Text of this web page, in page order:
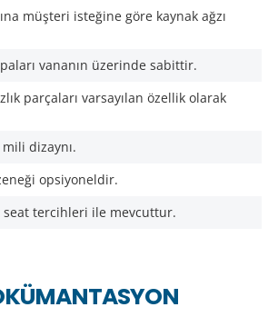
müşteri isteğine göre kaynak ağzı
vananın üzerinde sabittir.
parçaları varsayılan özellik olarak
dizaynı.
opsiyoneldir.
seat tercihleri ile mevcuttur.